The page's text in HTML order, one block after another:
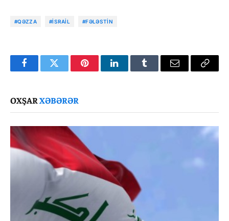
#QƏZZA #İSRAIL #FƏLƏSTIN
FacebookTwitter PinterestLinkedInTumblr Email
Copy
OXŞARXƏBƏRƏR